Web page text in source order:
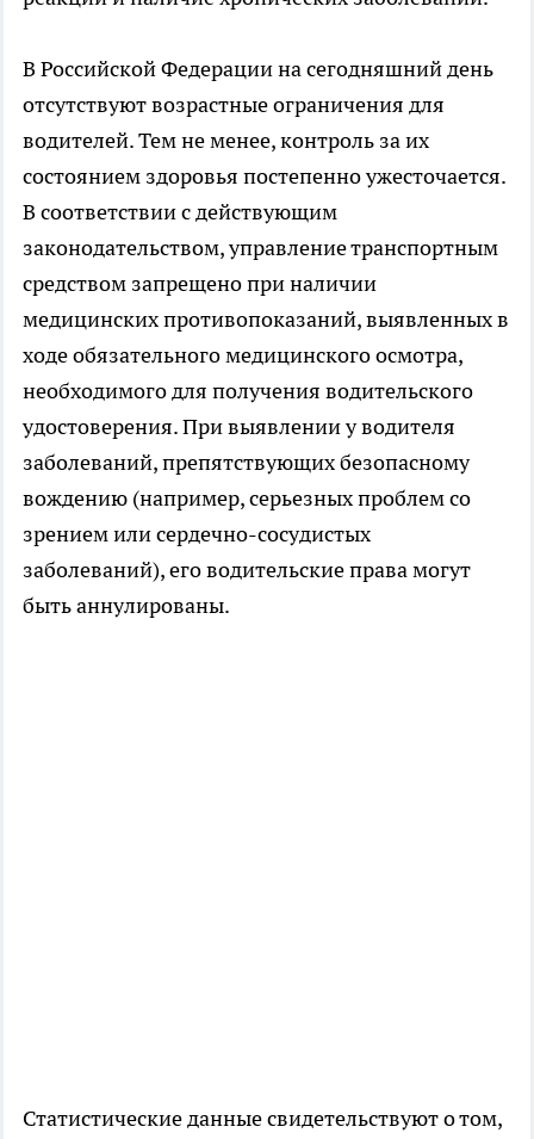
В Российской Федерации на сегодняшний день
отсутствуют возрастные ограничения для
водителей. Тем не менее, контроль за их
состоянием здоровья постепенно ужесточается.
В соответствии с действующим
законодательством, управление транспортным
средством запрещено при наличии
медицинских противопоказаний, выявленных в
ходе обязательного медицинского осмотра,
необходимого для получения водительского
удостоверения. При выявлении у водителя
заболеваний, препятствующих безопасному
вождению (например, серьезных проблем со
зрением или сердечно-сосудистых
заболеваний), его водительские права могут
быть аннулированы.
Статистические данные свидетельствуют о том,